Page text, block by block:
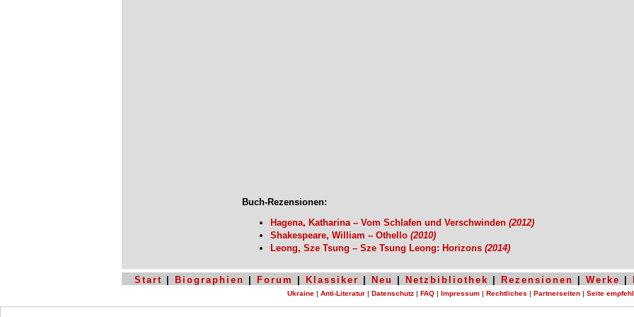
Buch-Rezensionen:
Hagena, Katharina – Vom Schlafen und Verschwinden (2012)
Shakespeare, William – Othello (2010)
Leong, Sze Tsung – Sze Tsung Leong: Horizons (2014)
Start Biographien Forum Klassiker Neu Netzbibliothek Rezensionen Werke
Ukraine | Anti-Literatur | Datenschutz | FAQ | Impressum | Rechtliches | Partnerseiten | Seite
Systementwurf und -programmierung vonzerovision.de